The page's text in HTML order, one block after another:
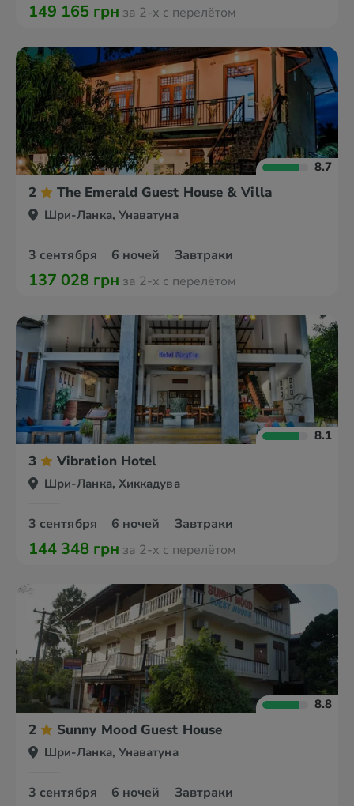
149 165 грн за 2-х с перелётом
8.7
2 The Emerald Guest House & Villa
Шри-Ланка, Унаватуна
3 сентября 6 ночей Завтраки
137 028 грн за 2-х с перелётом
8.1
3 Vibration Hotel
Шри-Ланка, Хиккадува
3 сентября 6 ночей Завтраки
144 348 грн за 2-х с перелётом
8.8
2 Sunny Mood Guest House
Шри-Ланка, Унаватуна
3 сентября 6 ночей Завтраки